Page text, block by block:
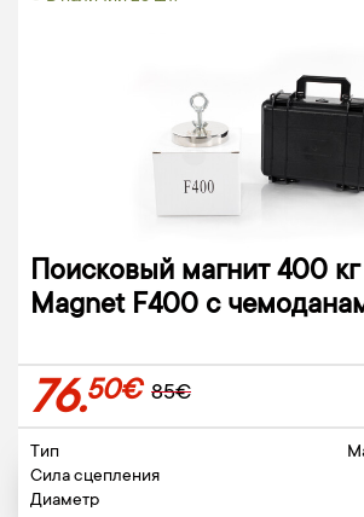
Поисковый магнит 400
Magnet F400 с
76.50€ 85€
Тип
Сила сцепления
Диаметр